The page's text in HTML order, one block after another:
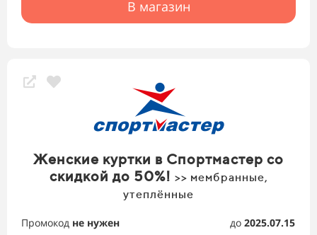
В магазин
Женские куртки в Спортмастер со
скидкой до 50%! >> мембранные,
утеплённые
Промокод не нужен до 2025.07.15